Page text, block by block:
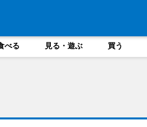
べる 見る・遊ぶ 買う